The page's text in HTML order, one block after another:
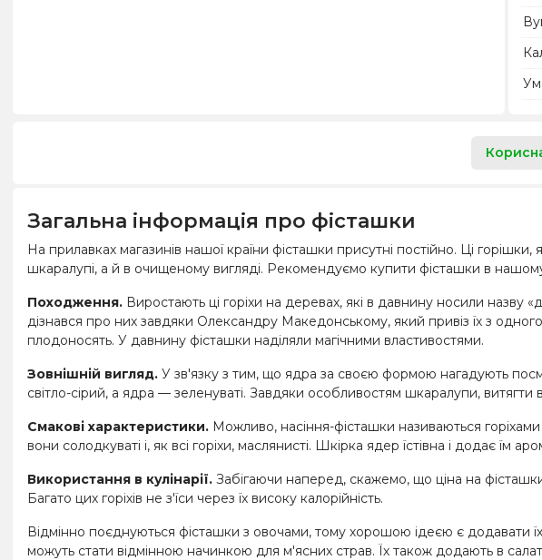
Загальна інформація про фісташки
На прилавках магазинів нашої країни фісташки присутні постійно. Ці горішки,
шкаралупі, а й в очищеному вигляді. Рекомендуємо купити фісташки в
Походження. Виростають ці горіхи на деревах, які в давнину носили назву
дізнався про них завдяки Олександру Македонському, який привіз їх з
плодоносять. У давнину фісташки наділяли магічними властивостями.
Зовнішній вигляд. У зв'язку з тим, що ядра за своєю формою нагадують
світло-сірий, а ядра — зеленуваті. Завдяки особливостям шкаралупи, витягти
Смакові характеристики. Можливо, насіння-фісташки називаються
вони солодкуваті і, як всі горіхи, маслянисті. Шкірка ядер їстівна і додає їм
Використання в кулінарії. Забігаючи наперед, скажемо, що ціна на
Багато цих горіхів не з'їси через їх високу калорійність.
Відмінно поєднуються фісташки з овочами, тому хорошою ідеєю є додавати
можуть стати відмінною начинкою для м'ясних страв. Їх також додають в